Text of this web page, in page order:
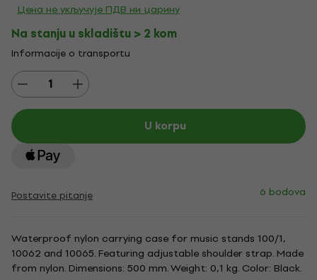
Цена не укључује ПДВ ни царину
Na stanju u skladištu > 2 kom
Informacije o transportu
U korpu
Postavite pitanje 6 bodova
Waterproof nylon carrying case for music stands 100/1,
10062 and 10065. Featuring adjustable shoulder strap. Made
from nylon. Dimensions: 500 mm. Weight: 0,1 kg. Color: Black.